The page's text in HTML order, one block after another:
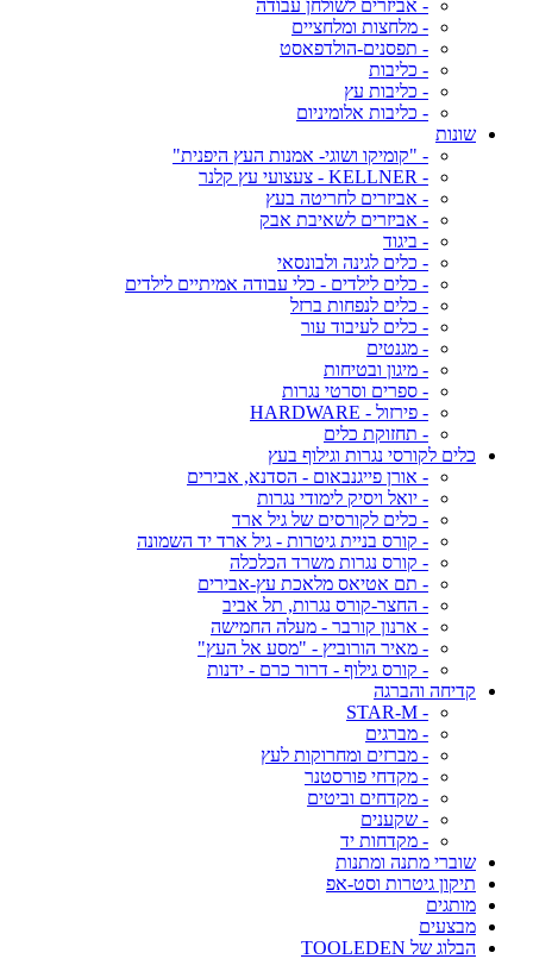
- אביזרים לשולחן עבודה
- מלחצות ומלחציים
- תפסנים-הולדפאסט
- כליבות
- כליבות עץ
- כליבות אלומיניום
שונות
- "קומיקו ושוגי- אמנות העץ היפנית"
- KELLNER - צעצועי עץ קלנר
- אביזרים לחריטה בעץ
- אביזרים לשאיבת אבק
- ביגוד
- כלים לגינה ולבונסאי
- כלים לילדים - כלי עבודה אמיתיים לילדים
- כלים לנפחות ברזל
- כלים לעיבוד עור
- מגנטים
- מיגון ובטיחות
- ספרים וסרטי נגרות
- פירזול - HARDWARE
- תחזוקת כלים
כלים לקורסי נגרות וגילוף בעץ
- אורן פייגנבאום - הסדנא, אבירים
- יואל ויסיק לימודי נגרות
- כלים לקורסים של גיל ארד
- קורס בניית גיטרות - גיל ארד יד השמונה
- קורס נגרות משרד הכלכלה
- תם אטיאס מלאכת עץ-אבירים
- החצר-קורס נגרות, תל אביב
- ארנון קורבר - מעלה החמישה
- מאיר הורוביץ - "מסע אל העץ"
- קורס גילוף - דרור כרם - ידנות
קדיחה והברגה
- STAR-M
- מברגים
- מברזים ומחרוקות לעץ
- מקדחי פורסטנר
- מקדחים וביטים
- שקענים
- מקדחות יד
שוברי מתנה ומתנות
תיקון גיטרות וסט-אפ
מותגים
מבצעים
הבלוג של TOOLEDEN